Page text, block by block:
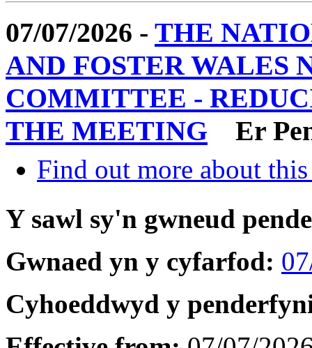
07/07/2026 - THE
AND FOSTER WALES
COMMITTEE -
THE MEETING
Er
Find out more about
Y sawl sy'n gwneud
Gwnaed yn y cyfarfod:
Cyhoeddwyd y